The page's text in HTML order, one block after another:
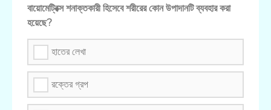
বায়োমেট্রিক্স শনাক্তকারী হিসেবে শরীরের কোন উপাদানটি ব্যবহার করা
হয়েছে?
হাতের লেখা
রক্তের গ্রপ